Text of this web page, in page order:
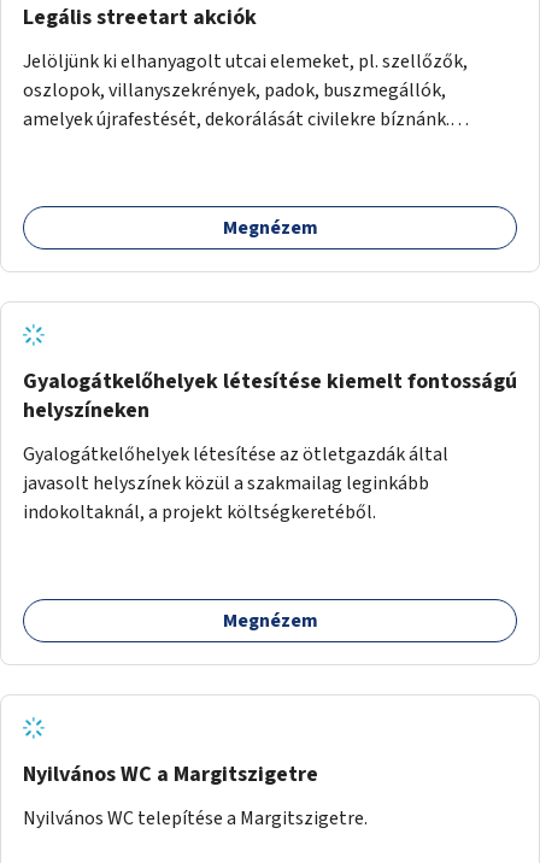
Legális streetart akciók
Jelöljünk ki elhanyagolt utcai elemeket, pl. szellőzők,
oszlopok, villanyszekrények, padok, buszmegállók,
amelyek újrafestését, dekorálását civilekre bíznánk.
Megnézem
Gyalogátkelőhelyek létesítése kiemelt fontosságú
helyszíneken
Gyalogátkelőhelyek létesítése az ötletgazdák által
javasolt helyszínek közül a szakmailag leginkább
indokoltaknál, a projekt költségkeretéből.
Megnézem
Nyilvános WC a Margitszigetre
Nyilvános WC telepítése a Margitszigetre.